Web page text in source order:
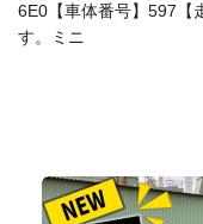
6E0【車体番号】597【
す。ミニ